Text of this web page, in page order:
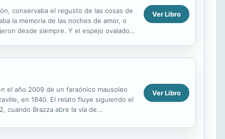
conservaba el regusto de las cosas de
la memoria de las noches de amor, o
desde siempre. Y el espejo ovalado,
Ver Libro
el año 2009 de un faraónico mausoleo
en 1840. El relato fluye siguiendo el
cuando Brazza abre la vía de
Ver Libro